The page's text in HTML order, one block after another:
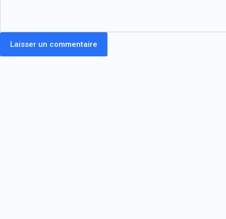
Laisser un commentaire